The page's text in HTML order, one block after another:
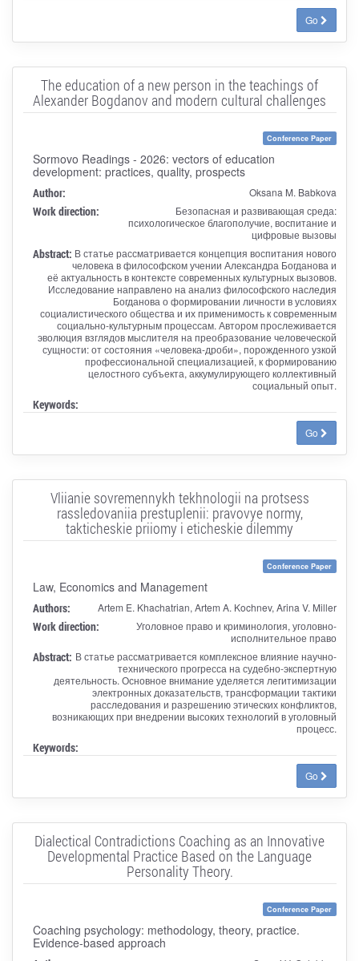
Go
The education of a new person in the teachings of
Alexander Bogdanov and modern cultural challenges
Conference Paper
Sormovo Readings - 2026: vectors of education
development: practices, quality, prospects
Author: Oksana M. Babkova
Work direction:
Безопасная и развивающая среда:
психологическое благополучие, воспитание и
цифровые вызовы
Abstract: В статье рассматривается концепция воспитания нового
человека в философском учении Александра Богданова и
её актуальность в контексте современных культурных вызовов.
Исследование направлено на анализ философского наследия
Богданова о формировании личности в условиях
социалистического общества и их применимость к современным
социально-культурным процессам. Автором прослеживается
эволюция взглядов мыслителя на преобразование человеческой
сущности: от состояния «человека-дроби», порожденного узкой
профессиональной специализацией, к формированию
целостного субъекта, аккумулирующего коллективный
социальный опыт.
Keywords:
Go
Vliianie sovremennykh tekhnologii na protsess
rassledovaniia prestuplenii: pravovye normy,
takticheskie priiomy i eticheskie dilemmy
Conference Paper
Law, Economics and Management
Authors: Artem E. Khachatrian, Artem A. Kochnev, Arina V. Miller
Work direction:
Уголовное право и криминология, уголовно-
исполнительное право
Abstract: В статье рассматривается комплексное влияние научно-
технического прогресса на судебно-экспертную
деятельность. Основное внимание уделяется легитимизации
электронных доказательств, трансформации тактики
расследования и разрешению этических конфликтов,
возникающих при внедрении высоких технологий в уголовный
процесс.
Keywords:
Go
Dialectical Contradictions Coaching as an Innovative
Developmental Practice Based on the Language
Personality Theory.
Conference Paper
Coaching psychology: methodology, theory, practice.
Evidence-based approach